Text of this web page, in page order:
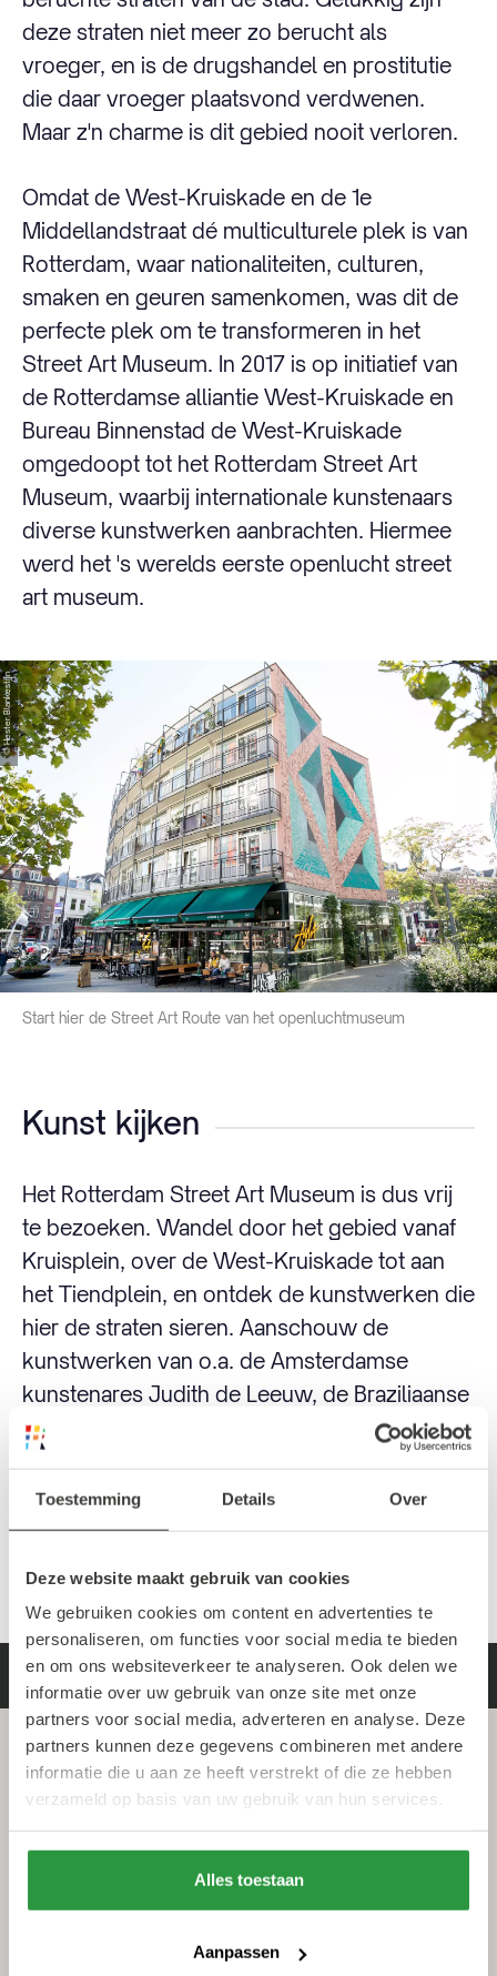
Toestemming Details Over
Deze website maakt gebruik van cookies
We gebruiken cookies om content en advertenties te
personaliseren, om functies voor social media te bieden
en om ons websiteverkeer te analyseren. Ook delen we
informatie over uw gebruik van onze site met onze
partners voor social media, adverteren en analyse. Deze
partners kunnen deze gegevens combineren met andere
informatie die u aan ze heeft verstrekt of die ze hebben
verzameld op basis van uw gebruik van hun services.
Alles toestaan
Aanpassen
deze straten niet meer zo berucht als
vroeger, en is de drugshandel en prostitutie
die daar vroeger plaatsvond verdwenen.
Maar z'n charme is dit gebied nooit verloren.
Omdat de West-Kruiskade en de 1e
Middellandstraat dé multiculturele plek is van
Rotterdam, waar nationaliteiten, culturen,
smaken en geuren samenkomen, was dit de
perfecte plek om te transformeren in het
Street Art Museum. In 2017 is op initiatief van
de Rotterdamse alliantie West-Kruiskade en
Bureau Binnenstad de West-Kruiskade
omgedoopt tot het Rotterdam Street Art
Museum, waarbij internationale kunstenaars
diverse kunstwerken aanbrachten. Hiermee
werd het 's werelds eerste openlucht street
art museum.
Start hier de Street Art Route van het openluchtmuseum
© Hester Blankestijn
Kunst kijken
Het Rotterdam Street Art Museum is dus vrij
te bezoeken. Wandel door het gebied vanaf
Kruisplein, over de West-Kruiskade tot aan
het Tiendplein, en ontdek de kunstwerken die
hier de straten sieren. Aanschouw de
kunstwerken van o.a. de Amsterdamse
kunstenares Judith de Leeuw, de Braziliaanse
kunstenaar Alex Hornest, en de Rotterdamse
kunstenares Anne-Mercedes Langhorst.
Ontdek hier meer street art in Rotterdam